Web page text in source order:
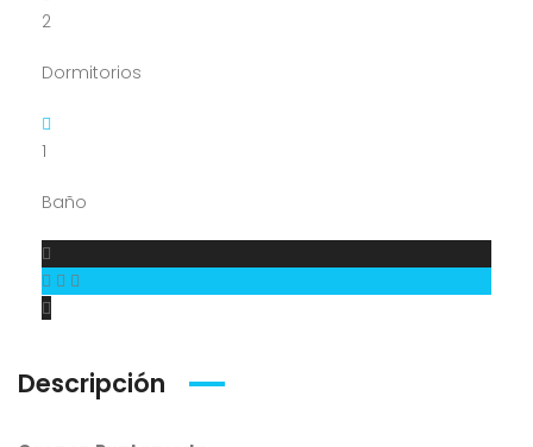
2
Dormitorios
1
Baño
Descripción